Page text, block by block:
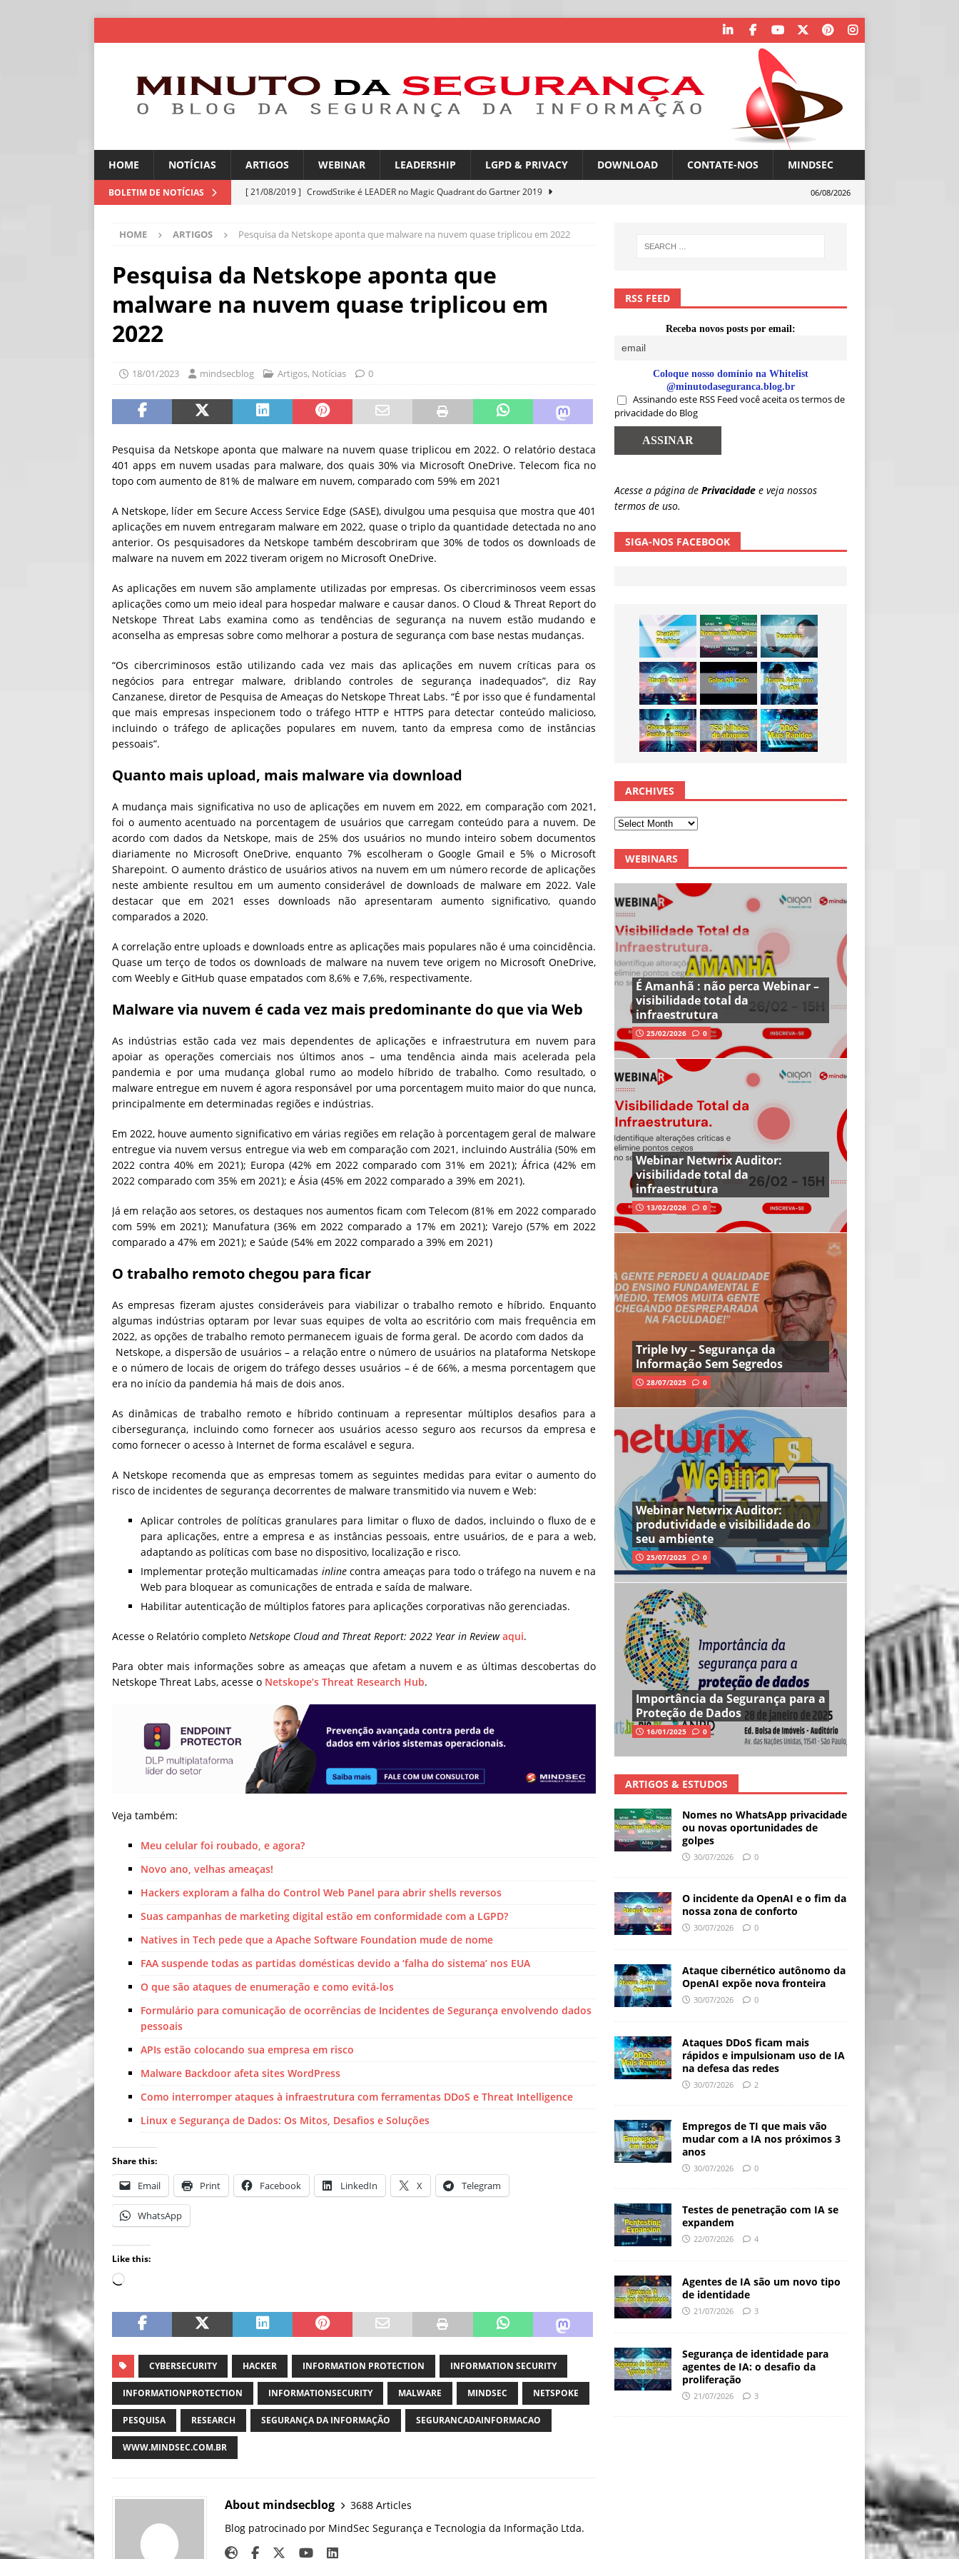
HOME NOTÍCIAS ARTIGOS WEBINAR LEADERSHIP LGPD & PRIVACY DOWNLOAD CONTATE-NOS MINDSEC
BOLETIM DE NOTÍCIAS [ 21/08/2019 ] CrowdStrike é LEADER no Magic Quadrant do Gartner 2019
[ 30/07/2026 ] ChatGPT entra na mira de campanhas de phishing
NOTÍCIAS
[ 30/07/2026 ]
Nomes no WhatsApp privacidade ou novas oportunidades de golpes
[ 30/07/2026 ] Deepfakes já enganam 90% dos brasileiros no trabalho
NOTÍCIAS
06/08/2026
HOME ARTIGOS Pesquisa da Netskope aponta que malware na nuvem quase triplicou em 2022
Pesquisa da Netskope aponta que
malware na nuvem quase triplicou em
2022
18/01/2023 mindsecblog Artigos, Notícias 0
Pesquisa da Netskope aponta que malware na nuvem quase triplicou em 2022. O relatório destaca
401 apps em nuvem usadas para malware, dos quais 30% via Microsoft OneDrive. Telecom fica no
topo com aumento de 81% de malware em nuvem, comparado com 59% em 2021
A Netskope, líder em Secure Access Service Edge (SASE), divulgou uma pesquisa que mostra que 401
aplicações em nuvem entregaram malware em 2022, quase o triplo da quantidade detectada no ano
anterior. Os pesquisadores da Netskope também descobriram que 30% de todos os downloads de
malware na nuvem em 2022 tiveram origem no Microsoft OneDrive.
As aplicações em nuvem são amplamente utilizadas por empresas. Os cibercriminosos veem essas
aplicações como um meio ideal para hospedar malware e causar danos. O Cloud & Threat Report do
Netskope Threat Labs examina como as tendências de segurança na nuvem estão mudando e
aconselha as empresas sobre como melhorar a postura de segurança com base nestas mudanças.
“Os cibercriminosos estão utilizando cada vez mais das aplicações em nuvem críticas para os
negócios para entregar malware, driblando controles de segurança inadequados”, diz Ray
Canzanese, diretor de Pesquisa de Ameaças do Netskope Threat Labs. “É por isso que é fundamental
que mais empresas inspecionem todo o tráfego HTTP e HTTPS para detectar conteúdo malicioso,
incluindo o tráfego de aplicações populares em nuvem, tanto da empresa como de instâncias
pessoais”.
Quanto mais upload, mais malware via download
A mudança mais significativa no uso de aplicações em nuvem em 2022, em comparação com 2021,
foi o aumento acentuado na porcentagem de usuários que carregam conteúdo para a nuvem. De
acordo com dados da Netskope, mais de 25% dos usuários no mundo inteiro sobem documentos
diariamente no Microsoft OneDrive, enquanto 7% escolheram o Google Gmail e 5% o Microsoft
Sharepoint. O aumento drástico de usuários ativos na nuvem em um número recorde de aplicações
neste ambiente resultou em um aumento considerável de downloads de malware em 2022. Vale
destacar que em 2021 esses downloads não apresentaram aumento significativo, quando
comparados a 2020.
A correlação entre uploads e downloads entre as aplicações mais populares não é uma coincidência.
Quase um terço de todos os downloads de malware na nuvem teve origem no Microsoft OneDrive,
com Weebly e GitHub quase empatados com 8,6% e 7,6%, respectivamente.
Malware via nuvem é cada vez mais predominante do que via Web
As indústrias estão cada vez mais dependentes de aplicações e infraestrutura em nuvem para
apoiar as operações comerciais nos últimos anos – uma tendência ainda mais acelerada pela
pandemia e por uma mudança global rumo ao modelo híbrido de trabalho. Como resultado, o
malware entregue em nuvem é agora responsável por uma porcentagem muito maior do que nunca,
principalmente em determinadas regiões e indústrias.
Em 2022, houve aumento significativo em várias regiões em relação à porcentagem geral de malware
entregue via nuvem versus entregue via web em comparação com 2021, incluindo Austrália (50% em
2022 contra 40% em 2021); Europa (42% em 2022 comparado com 31% em 2021); África (42% em
2022 comparado com 35% em 2021); e Ásia (45% em 2022 comparado a 39% em 2021).
Já em relação aos setores, os destaques nos aumentos ficam com Telecom (81% em 2022 comparado
com 59% em 2021); Manufatura (36% em 2022 comparado a 17% em 2021); Varejo (57% em 2022
comparado a 47% em 2021); e Saúde (54% em 2022 comparado a 39% em 2021)
O trabalho remoto chegou para ficar
As empresas fizeram ajustes consideráveis para viabilizar o trabalho remoto e híbrido. Enquanto
algumas indústrias optaram por levar suas equipes de volta ao escritório com mais frequência em
2022, as opções de trabalho remoto permanecem iguais de forma geral. De acordo com dados da
Netskope, a dispersão de usuários – a relação entre o número de usuários na plataforma Netskope
e o número de locais de origem do tráfego desses usuários – é de 66%, a mesma porcentagem que
era no início da pandemia há mais de dois anos.
As dinâmicas de trabalho remoto e híbrido continuam a representar múltiplos desafios para a
cibersegurança, incluindo como fornecer aos usuários acesso seguro aos recursos da empresa e
como fornecer o acesso à Internet de forma escalável e segura.
A Netskope recomenda que as empresas tomem as seguintes medidas para evitar o aumento do
risco de incidentes de segurança decorrentes de malware transmitido via nuvem e Web:
Aplicar controles de políticas granulares para limitar o fluxo de dados, incluindo o fluxo de e
para aplicações, entre a empresa e as instâncias pessoais, entre usuários, de e para a web,
adaptando as políticas com base no dispositivo, localização e risco.
Implementar proteção multicamadas inline contra ameaças para todo o tráfego na nuvem e na
Web para bloquear as comunicações de entrada e saída de malware.
Habilitar autenticação de múltiplos fatores para aplicações corporativas não gerenciadas.
Acesse o Relatório completo Netskope Cloud and Threat Report: 2022 Year in Review aqui.
Para obter mais informações sobre as ameaças que afetam a nuvem e as últimas descobertas do
Netskope Threat Labs, acesse o Netskope’s Threat Research Hub.
Veja também:
Meu celular foi roubado, e agora?
Novo ano, velhas ameaças!
Hackers exploram a falha do Control Web Panel para abrir shells reversos
Suas campanhas de marketing digital estão em conformidade com a LGPD?
Natives in Tech pede que a Apache Software Foundation mude de nome
FAA suspende todas as partidas domésticas devido a ‘falha do sistema’ nos EUA
O que são ataques de enumeração e como evitá-los
Formulário para comunicação de ocorrências de Incidentes de Segurança envolvendo dados
pessoais
APIs estão colocando sua empresa em risco
Malware Backdoor afeta sites WordPress
Como interromper ataques à infraestrutura com ferramentas DDoS e Threat Intelligence
Linux e Segurança de Dados: Os Mitos, Desafios e Soluções
Share this:
Email Print Facebook LinkedIn X Telegram
WhatsApp
Like this:
CYBERSECURITY HACKER INFORMATION PROTECTION INFORMATION SECURITY
INFORMATIONPROTECTION INFORMATIONSECURITY MALWARE MINDSEC NETSPOKE
PESQUISA RESEARCH SEGURANÇA DA INFORMAÇÃO SEGURANCADAINFORMACAO
WWW.MINDSEC.COM.BR
About mindsecblog
3688 Articles
Blog patrocinado por MindSec Segurança e Tecnologia da Informação Ltda.
RSS FEED
Receba novos posts por email:
Coloque nosso domínio na Whitelist
@minutodaseguranca.blog.br
Assinando este RSS Feed você aceita os termos de
privacidade do Blog
Acesse a página de Privacidade e veja nossos
termos de uso.
SIGA-NOS FACEBOOK
ARCHIVES
WEBINARS
É Amanhã : não perca Webinar –
visibilidade total da
infraestrutura
25/02/2026 0
Webinar Netwrix Auditor:
visibilidade total da
infraestrutura
13/02/2026 0
Triple Ivy – Segurança da
Informação Sem Segredos
28/07/2025 0
Webinar Netwrix Auditor:
produtividade e visibilidade do
seu ambiente
25/07/2025 0
Importância da Segurança para a
Proteção de Dados
16/01/2025 0
ARTIGOS & ESTUDOS
Nomes no WhatsApp privacidade
ou novas oportunidades de
golpes
30/07/2026 0
O incidente da OpenAI e o fim da
nossa zona de conforto
30/07/2026 0
Ataque cibernético autônomo da
OpenAI expõe nova fronteira
30/07/2026 0
Ataques DDoS ficam mais
rápidos e impulsionam uso de IA
na defesa das redes
30/07/2026 2
Empregos de TI que mais vão
mudar com a IA nos próximos 3
anos
30/07/2026 0
Testes de penetração com IA se
expandem
22/07/2026 4
Agentes de IA são um novo tipo
de identidade
21/07/2026 3
Segurança de identidade para
agentes de IA: o desafio da
proliferação
21/07/2026 3